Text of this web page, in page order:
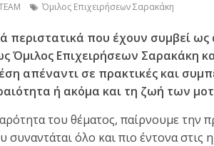
Όμιλος Επιχειρήσεων Σαρακάκη
που έχουν συμβεί ως
Όμιλος Επιχειρήσεων Σαρακάκη
απέναντι σε πρακτικές και
ή ακόμα και τη ζωή των
του θέματος, παίρνουμε την
όλο και πιο έντονα στις